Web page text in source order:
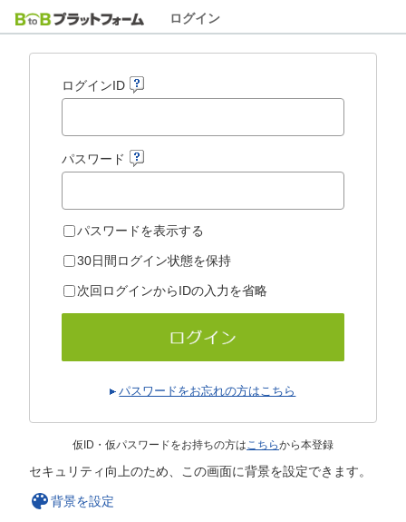
ログイン
ログインID
パスワード
パスワードを表示する
30日間ログイン状態を保持
次回ログインからIDの入力を省略
パスワードをお忘れの方はこちら
仮ID・仮パスワードをお持ちの方はこちらから本登録
セキュリティ向上のため、この画面に背景を設定できます。
背景を設定